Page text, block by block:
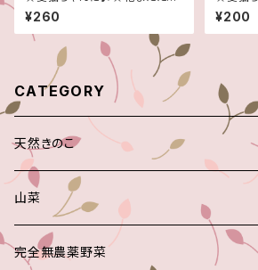
の実乾燥スライスタイプ(木天
寥)
¥260
の粉末☆
¥200
CATEGORY
天然きのこ
山菜
完全無農薬野菜